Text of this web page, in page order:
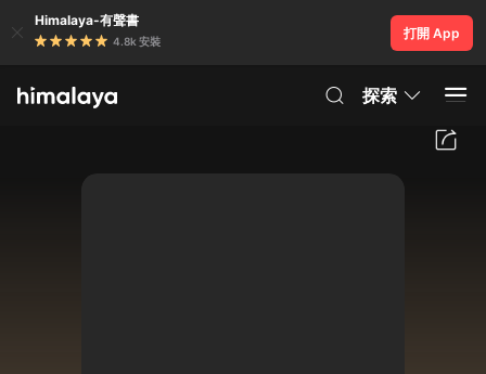
Himalaya-有聲書
4.8k 安裝
打開 App
探索